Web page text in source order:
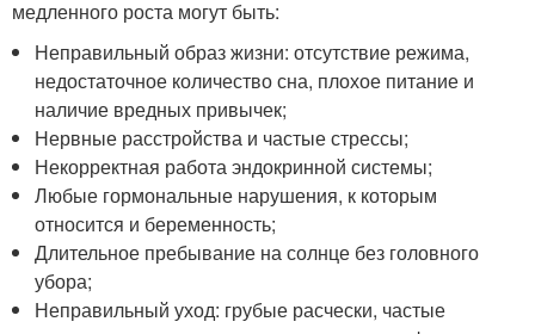
медленного роста могут быть:
Неправильный образ жизни: отсутствие режима,
недостаточное количество сна, плохое питание и
наличие вредных привычек;
Нервные расстройства и частые стрессы;
Некорректная работа эндокринной системы;
Любые гормональные нарушения, к которым
относится и беременность;
Длительное пребывание на солнце без головного
убора;
Неправильный уход: грубые расчески, частые